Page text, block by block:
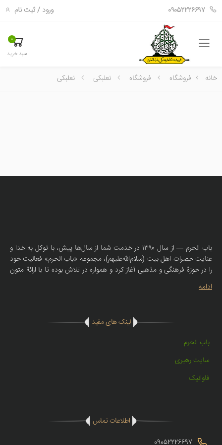
09052226697 ورود /ثبت نام
فهرست
0
سبد خرید
خانه فروشگاه فروشگاه نعلبکی نعلبکی
باب الحرم — از سال ۱۳۹۰ در خدمت شما از سال‌ها پیش، با توکل به خدا و
عنایت حضرات اهل بیت (سلام‌الله‌علیهم)، مجموعه «باب الحرم» فعالیت خود
را در حوزهٔ فرهنگی و مذهبی آغاز کرد و همواره در تلاش بوده تا با ارائهٔ متون
صحیحهٔ روضه، سبک‌های اصیل نوحه و مولودی، همراهی صمیمانه‌ای با
سخنرانان، مادحین و دوستداران اهل بیت (ع) داشته باشد. امروز، با همان
مذهبی با کیفیت — از جمله کتیبه‌های مذهبی، لوازم روضه، منابع صوتی و
مکتوب معتبر — را در دسترس عاشقان اهل بیت (ع) در سراسر کشور قرار
(ع) را منتقل می‌کنیم.
ادامه
لینک های مفید
باب الحرم
سایت رهبری
فاوانیک
اطلاعات تماس
09052226697